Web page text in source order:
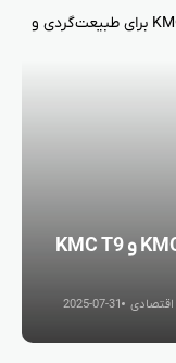
مقایسه قابلیت‌های آفرودی KMC T8 و KMC T9
2025-07-31